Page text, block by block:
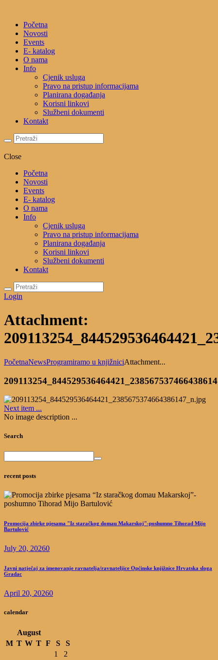
Početna
Novosti
Events
E- katalog
O nama
Info
Cjenik usluga
Pravo na pristup informacijama
Planirana događanja
Korisni linkovi
Službeni dokumenti
Kontakt
Close
Početna
Novosti
Events
E- katalog
O nama
Info
Cjenik usluga
Pravo na pristup informacijama
Planirana događanja
Korisni linkovi
Službeni dokumenti
Kontakt
Login
Attachment:
PočetnaNewsProgramiramo u knjižniciAttachment...
Next item ...
No image description ...
Search
recent posts
Promocija zbirke pjesama "Iz staračkog domau Makarskoj"-poshumno Tihorad Mijo
Bartulović
July 20, 20260
Javni natječaj za imenovanje ravnatelja/ravnateljice Općinske knjižnice Hrvatska sloga
Gradac
April 20, 20260
calendar
August
M T W T F S
S
1
2